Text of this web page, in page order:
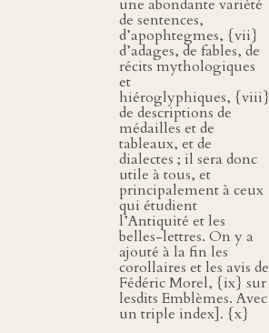
une abondante variété
de sentences,
d’apophtegmes, {vii}
d’adages, de fables, de
récits mythologiques
et
hiéroglyphiques, {viii}
de descriptions de
médailles et de
tableaux, et de
dialectes ; il sera donc
utile à tous, et
principalement à ceux
qui étudient
l’Antiquité et les
belles-lettres. On y a
ajouté à la fin les
corollaires et les avis de
Fédéric Morel, {ix} sur
lesdits Emblèmes. Avec
un triple index]. {x}